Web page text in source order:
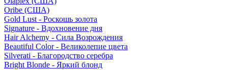
Oribe (США)
Gold Lust - Роскошь золота
Signature - Вдохновение дня
Hair Alchemy - Сила Возрождения
Beautiful Color - Великолепие цвета
Silverati - Благородство серебра
Bright Blonde - Яркий блонд